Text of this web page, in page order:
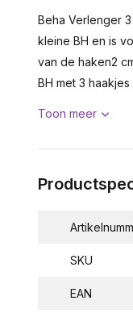
Beha Verlenger
kleine BH en is
van de haken2
BH met 3
Toon meer
SKU
EAN